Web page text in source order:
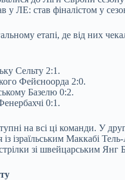
ЛЕ: став фіналістом у
етапі, де від них
Сельту 2:1.
Фейєноорда 2:0.
Базелю 0:2.
0:1.
на всі ці команди. У
ізраїльським Маккабі
зі швейцарським